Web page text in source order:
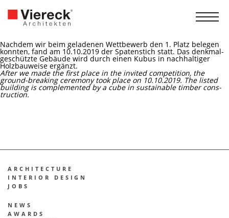
Nach­dem wir beim gela­de­nen Wett­be­werb den 1. Platz bele­gen
konn­ten, fand am 10.10.2019 der Spa­ten­stich statt. Das denk­mal­
ge­schütz­te Gebäu­de wird durch einen Kubus in nach­hal­ti­ger
Holz­bau­wei­se ergänzt.
After we made the first place in the invi­ted com­pe­ti­ti­on, the
ground-brea­king cerem­o­ny took place on 10.10.2019. The lis­ted
buil­ding is com­ple­men­ted by a cube in sus­tainable tim­ber con­s­
truc­tion.
ARCHITECTURE
INTE­RI­OR DESIGN
JOBS
NEWS
AWARDS